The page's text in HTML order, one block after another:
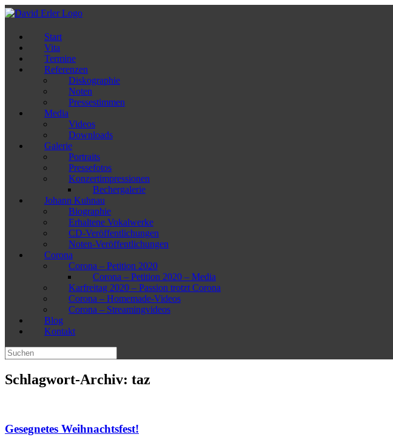
Zum
Inhalt
Start
Vita
Termine
Referenzen
Diskographie
Noten
Pressestimmen
Media
Videos
Downloads
Galerie
Portraits
Pressefotos
Konzertimpressionen
Bechergalerie
Johann Kuhnau
Biographie
Erhaltene Vokalwerke
CD-Veröffentlichungen
Noten-Veröffentlichungen
Corona
Corona – Petition 2020
Corona – Petition 2020 – Media
Karfreitag 2020 – Passion trotzt Corona
Corona – Homemade-Videos
Corona – Streamingvideos
Blog
Kontakt
Suchen
nach:
Schlagwort-Archiv: taz
Gesegnetes Weihnachtsfest!